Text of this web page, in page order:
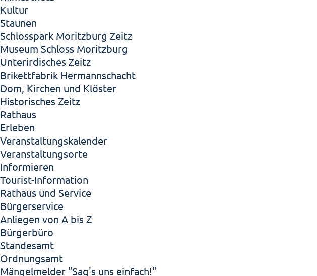
Kultur
Staunen
Schlosspark Moritzburg Zeitz
Museum Schloss Moritzburg
Unterirdisches Zeitz
Brikettfabrik Hermannschacht
Dom, Kirchen und Klöster
Historisches Zeitz
Rathaus
Erleben
Veranstaltungskalender
Veranstaltungsorte
Informieren
Tourist-Information
Rathaus und Service
Bürgerservice
Anliegen von A bis Z
Bürgerbüro
Standesamt
Ordnungsamt
Mängelmelder "Sag's uns einfach!"